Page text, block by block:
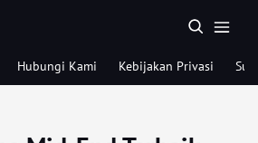
Hubungi Kami Kebijakan Privasi